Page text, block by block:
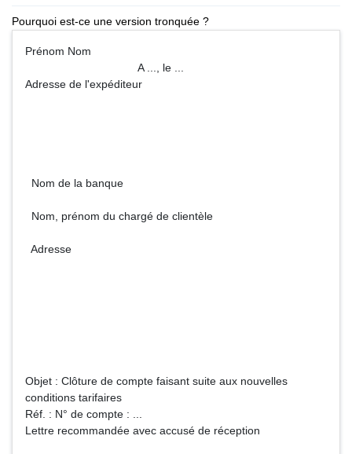
Pourquoi est-ce une version tronquée ?
Prénom Nom
A ..., le ...
Adresse de l'expéditeur
Nom de la banque
Nom, prénom du chargé de clientèle
Adresse
Objet : Clôture de compte faisant suite aux nouvelles
conditions tarifaires
Réf. : N° de compte : ...
Lettre recommandée avec accusé de réception